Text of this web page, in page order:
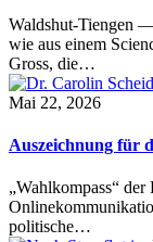
Waldshut-Tiengen
wie aus einem
Gross, die…
Mai 22, 2026
Auszeichnung für
„Wahlkompass“
politische…